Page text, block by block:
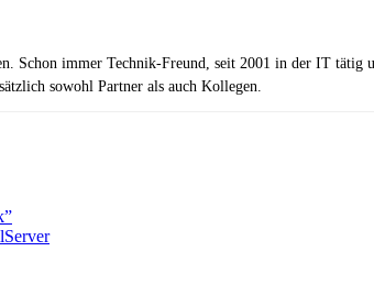
Schon immer Technik-Freund, seit 2001 in der IT tätig
sowohl Partner als auch Kollegen.